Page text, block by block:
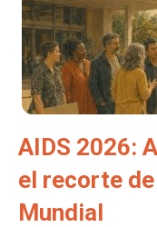
AIDS 2026:
el recorte
Mundial